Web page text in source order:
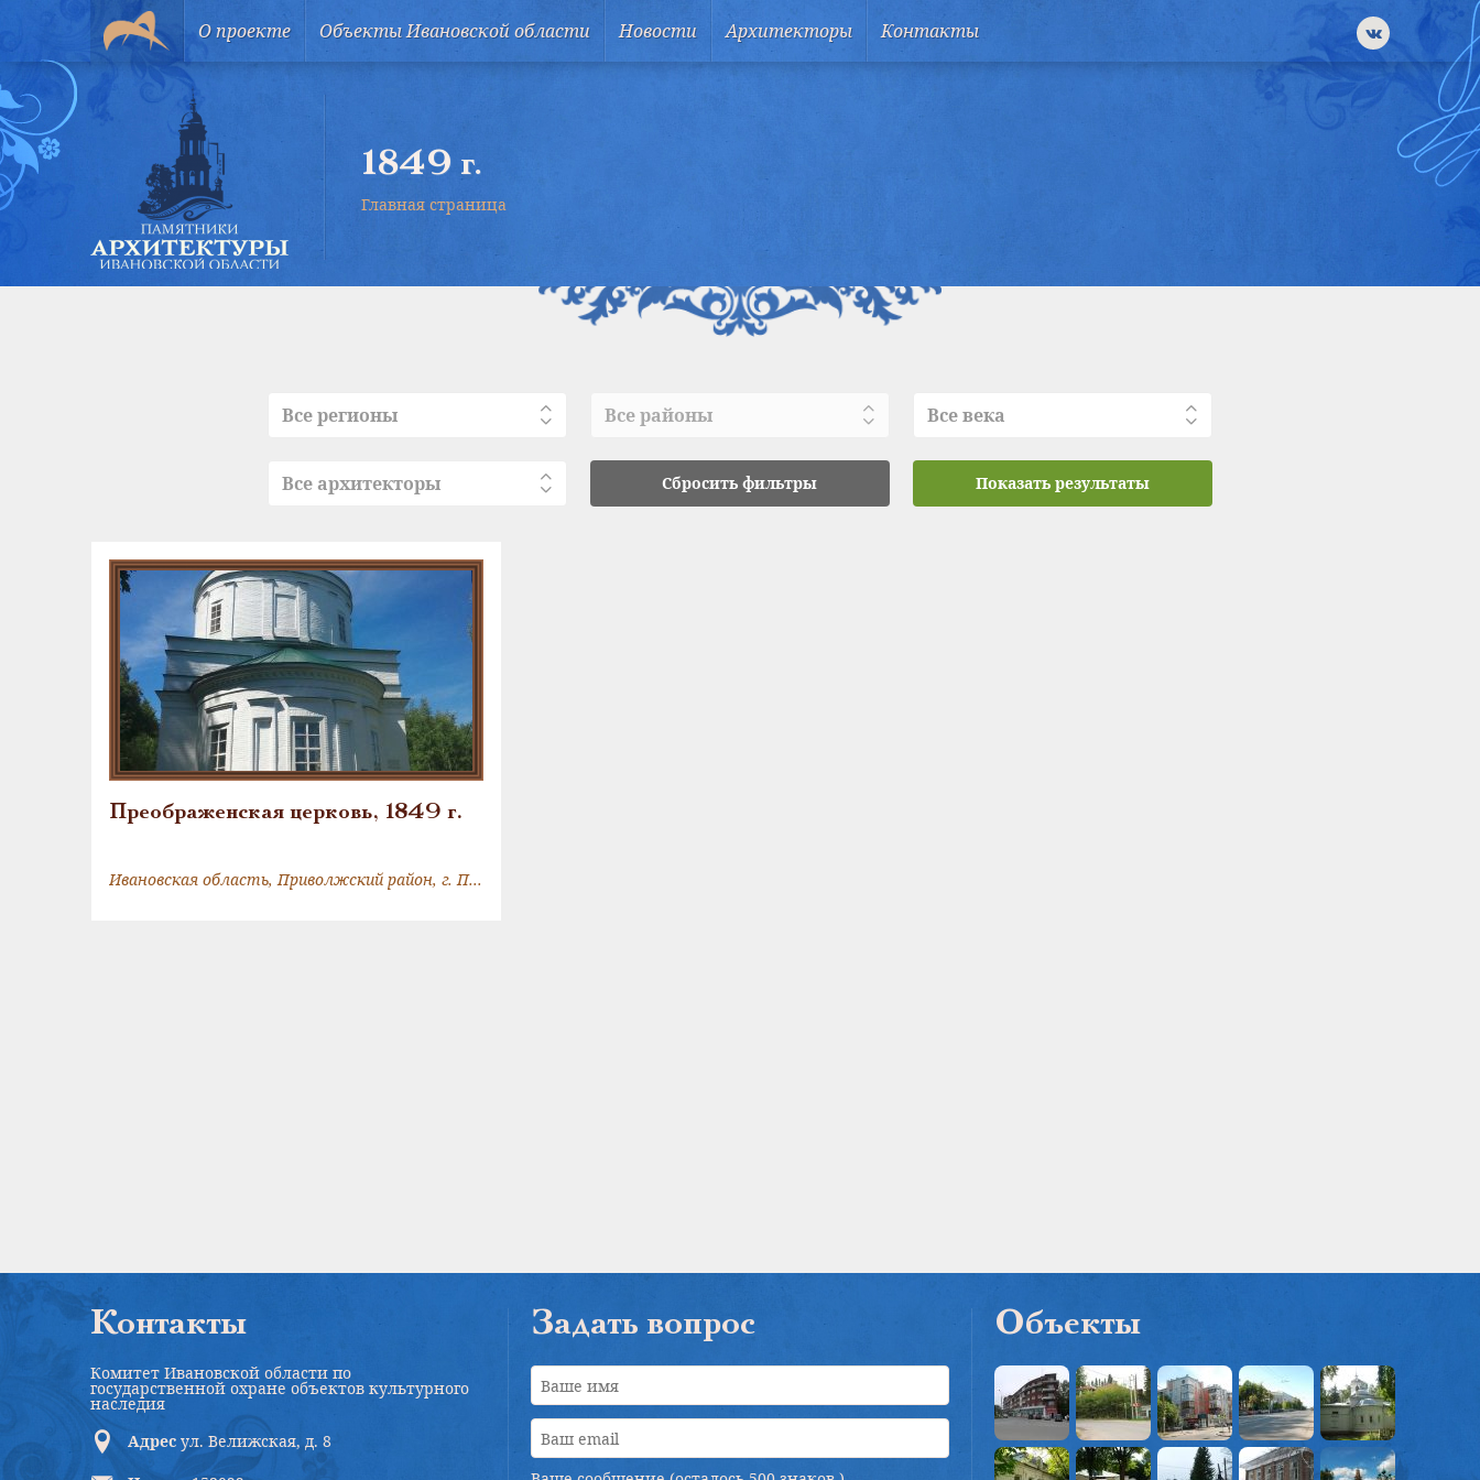
О проекте Объекты Ивановской области Новости Архитекторы Контакты
1849 г.
Главная страница
Все регионы Все районы Все века
Все архитекторы Сбросить фильтры Показать результаты
Преображенская церковь, 1849 г.
Ивановская область, Приволжский район, г. Плес, Островского улица
Контакты
Комитет Ивановской области по
государственной охране объектов культурного
наследия
Адрес ул. Велижская, д. 8
Задать вопрос Объекты